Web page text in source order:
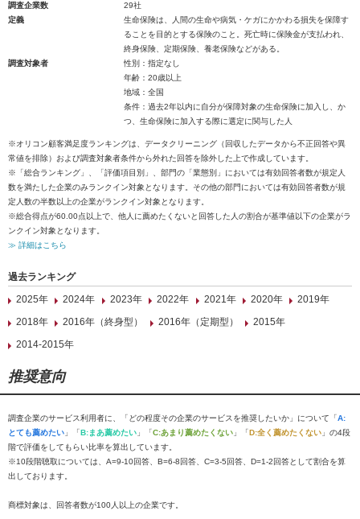
調査企業数
29社
定義
生命保険は、人間の生命や病気・ケガにかかわる損失を保障す
ることを目的とする保険のこと。死亡時に保険金が支払われ、
終身保険、定期保険、養老保険などがある。
調査対象者
性別：指定なし
年齢：20歳以上
地域：全国
条件：過去2年以内に自分が保障対象の生命保険に加入し、か
つ、生命保険に加入する際に選定に関与した人
※オリコン顧客満足度ランキングは、データクリーニング（回収したデータから不正回答や異
常値を排除）および調査対象者条件から外れた回答を除外した上で作成しています。
※「総合ランキング」、「評価項目別」、部門の「業態別」においては有効回答者数が規定人
数を満たした企業のみランクイン対象となります。その他の部門においては有効回答者数が規
定人数の半数以上の企業がランクイン対象となります。
※総合得点が60.00点以上で、他人に薦めたくないと回答した人の割合が基準値以下の企業がラ
ンクイン対象となります。
≫ 詳細はこちら
過去ランキング
2025年
2024年 2023年 2022年 2021年 2020年
2019年
2018年
2016年（終身型） 2016年（定期型）
2015年
2014-2015年
推奨意向
調査企業のサービス利用者に、「どの程度その企業のサービスを推奨したいか」について「A:
とても薦めたい 」「B:まあ薦めたい 」「C:あまり薦めたくない 」「D:全く薦めたくない 」の4段
階で評価をしてもらい比率を算出しています。
※10段階聴取については、A=9-10回答、B=6-8回答、C=3-5回答、D=1-2回答として割合を算
出しております。
商標対象は、回答者数が100人以上の企業です。